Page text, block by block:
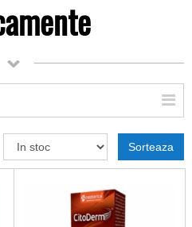
Sorteaza